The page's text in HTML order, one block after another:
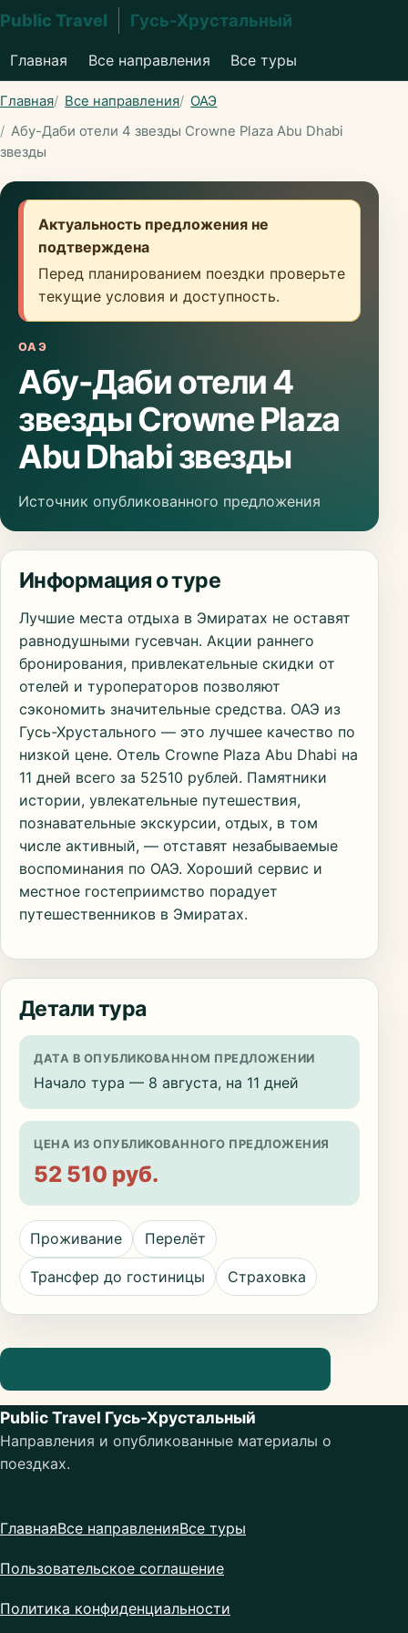
Public Travel Гусь-Хрустальный
Главная Все направления Все туры
Главная Все направления
ОАЭ
Абу-Даби отели 4 звезды Crowne Plaza Abu Dhabi
звезды
Актуальность предложения не
подтверждена
Перед планированием поездки проверьте
текущие условия и доступность.
ОАЭ
Абу-Даби отели 4
звезды Crowne Plaza
Abu Dhabi звезды
Источник опубликованного предложения
Информация о туре
Лучшие места отдыха в Эмиратах не оставят
равнодушными гусевчан. Акции раннего
бронирования, привлекательные скидки от
отелей и туроператоров позволяют
сэкономить значительные средства. ОАЭ из
Гусь-Хрустального — это лучшее качество по
низкой цене. Отель Crowne Plaza Abu Dhabi на
11 дней всего за 52510 рублей. Памятники
истории, увлекательные путешествия,
познавательные экскурсии, отдых, в том
числе активный, — отставят незабываемые
воспоминания по ОАЭ. Хороший сервис и
местное гостеприимство порадует
путешественников в Эмиратах.
Детали тура
ДАТА В ОПУБЛИКОВАННОМ ПРЕДЛОЖЕНИИ
Начало тура — 8 августа, на 11 дней
ЦЕНА ИЗ ОПУБЛИКОВАННОГО ПРЕДЛОЖЕНИЯ
52 510 руб.
Проживание Перелёт
Трансфер до гостиницы Страховка
Public Travel Гусь-Хрустальный
Направления и опубликованные материалы о
поездках.
ГлавнаяВсе направленияВсе туры
Пользовательское соглашение
Политика конфиденциальности